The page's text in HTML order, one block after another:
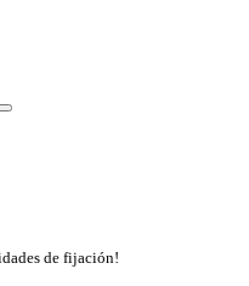
de fijación!